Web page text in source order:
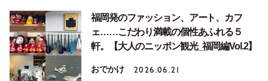
福岡発のファッション、アート、カフ
ェ……こだわり満載の個性あふれる５
軒。【大人のニッポン観光_福岡編Vol.2】
おでかけ 2026.06.21